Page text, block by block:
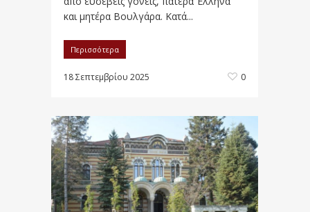
και μητέρα Βουλγάρα. Κατά...
Περισσότερα
18 Σεπτεμβρίου 2025 0